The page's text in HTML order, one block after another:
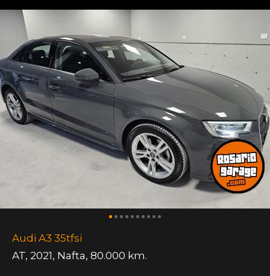
Audi A3 35tfsi
AT, 2021, Nafta, 80.000 km.